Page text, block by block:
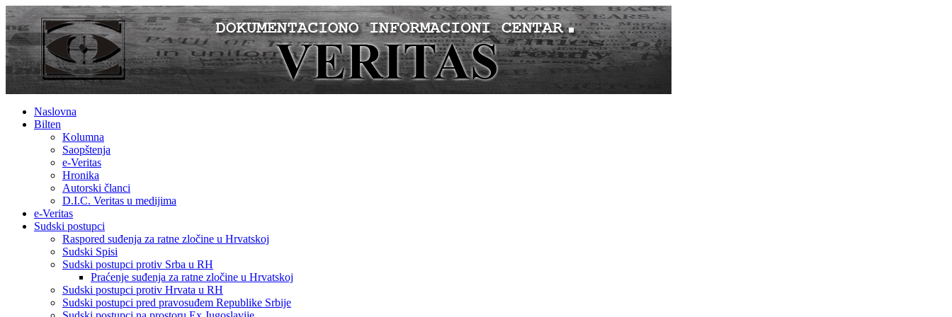
Naslovna
Bilten
Kolumna
Saopštenja
e-Veritas
Hronika
Autorski članci
D.I.C. Veritas u medijima
e-Veritas
Sudski postupci
Raspored suđenja za ratne zločine u Hrvatskoj
Sudski Spisi
Sudski postupci protiv Srba u RH
Praćenje suđenja za ratne zločine u Hrvatskoj
Sudski postupci protiv Hrvata u RH
Sudski postupci pred pravosuđem Republike Srbije